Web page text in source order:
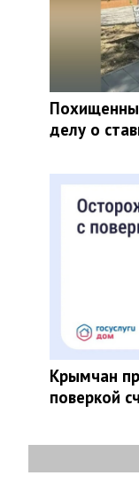
делу о
Крымчан
поверкой